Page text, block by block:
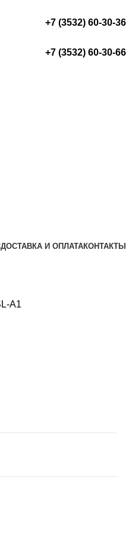
+7 (3532) 60-30-36
+7 (3532) 60-30-66
ДОСТАВКА И ОПЛАТАКОНТАКТЫ
A1